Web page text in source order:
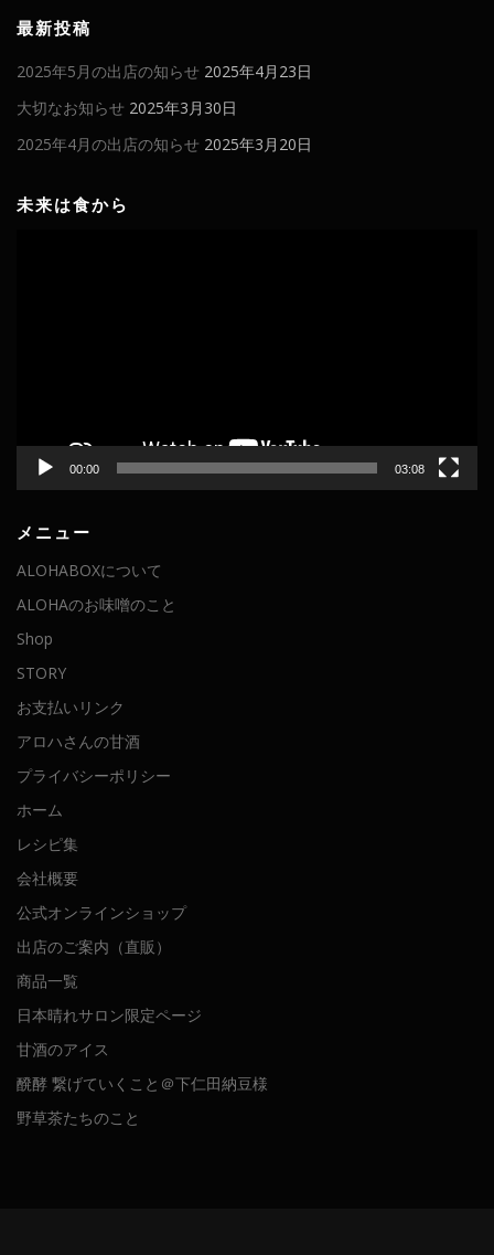
最新投稿
2025年5月の出店の知らせ 2025年4月23日
大切なお知らせ 2025年3月30日
2025年4月の出店の知らせ 2025年3月20日
未来は食から
00:00 03:08
メニュー
ALOHABOXについて
ALOHAのお味噌のこと
Shop
STORY
お支払いリンク
アロハさんの甘酒
プライバシーポリシー
ホーム
レシピ集
会社概要
公式オンラインショップ
出店のご案内（直販）
商品一覧
日本晴れサロン限定ページ
甘酒のアイス
醗酵 繋げていくこと＠下仁田納豆様
野草茶たちのこと